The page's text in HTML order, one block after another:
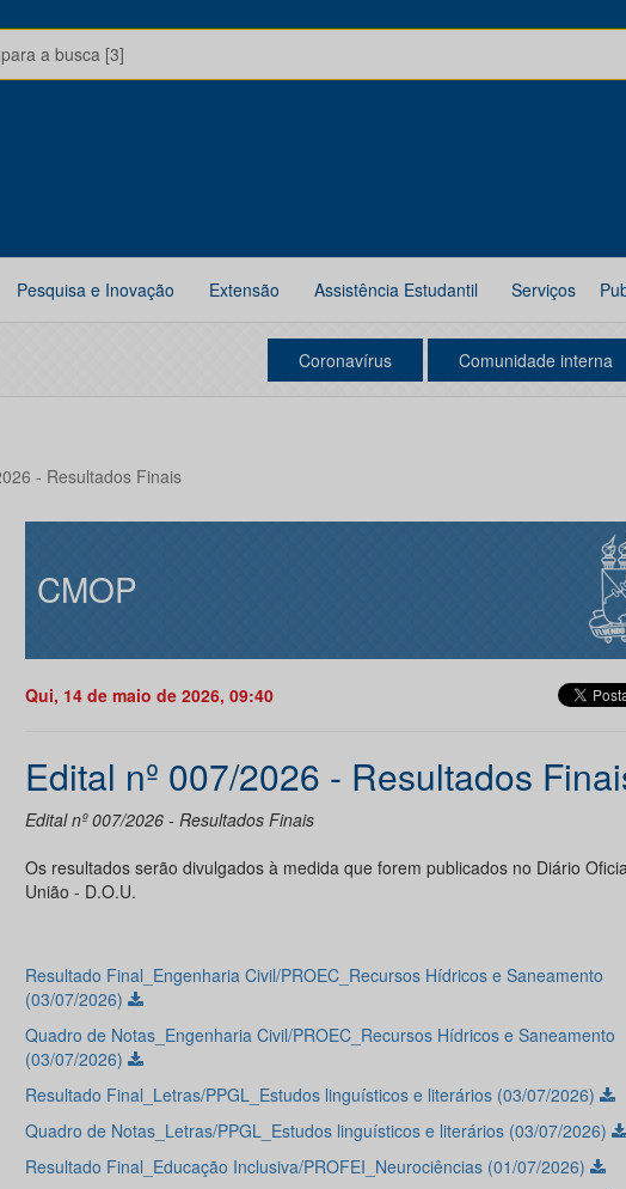
a busca [3]
Pesquisa e Inovação Extensão Assistência Estudantil Serviços
Coronavírus Comunidade interna
- Resultados Finais
CMOP
Qui, 14 de maio de 2026, 09:40
Edital nº 007/2026 - Resultados
Edital nº 007/2026 - Resultados Finais
Os resultados serão divulgados à medida que forem publicados no Diário
União - D.O.U.
Resultado Final_Engenharia Civil/PROEC_Recursos Hídricos e Saneamento
(03/07/2026)
Quadro de Notas_Engenharia Civil/PROEC_Recursos Hídricos e Saneamento
(03/07/2026)
Resultado Final_Letras/PPGL_Estudos linguísticos e literários (03/07/2026)
Quadro de Notas_Letras/PPGL_Estudos linguísticos e literários (03/07/2026)
Resultado Final_Educação Inclusiva/PROFEI_Neurociências (01/07/2026)